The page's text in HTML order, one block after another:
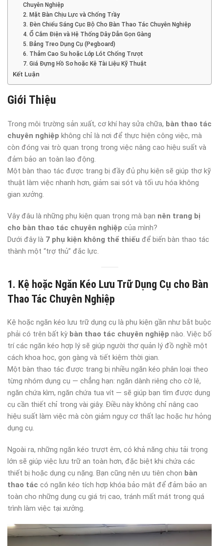
Chuyên Nghiệp
2. Mặt Bàn Chịu Lực và Chống Trầy
3. Đèn Chiếu Sáng Cục Bộ Cho Bàn Thao Tác Chuyên Nghiệp
4. Ổ Cắm Điện và Hệ Thống Dây Dẫn Gọn Gàng
5. Bảng Treo Dụng Cụ (Pegboard)
6. Thảm Cao Su hoặc Lớp Lót Chống Trượt
7. Giá Đựng Hồ Sơ hoặc Kệ Tài Liệu Kỹ Thuật
Kết Luận
Giới Thiệu
Trong môi trường sản xuất, cơ khí hay sửa chữa, bàn thao tác
chuyên nghiệp không chỉ là nơi để thực hiện công việc, mà
còn đóng vai trò quan trọng trong việc nâng cao hiệu suất và
đảm bảo an toàn lao động.
Một bàn thao tác được trang bị đầy đủ phụ kiện sẽ giúp thợ kỹ
thuật làm việc nhanh hơn, giảm sai sót và tối ưu hóa không
gian xưởng.
Vậy đâu là những phụ kiện quan trọng mà bạn nên trang bị
cho bàn thao tác chuyên nghiệp của mình?
Dưới đây là 7 phụ kiện không thể thiếu để biến bàn thao tác
thành một “trợ thủ” đắc lực.
1. Kệ hoặc Ngăn Kéo Lưu Trữ Dụng Cụ cho Bàn
Thao Tác Chuyên Nghiệp
Kệ hoặc ngăn kéo lưu trữ dụng cụ là phụ kiện gần như bắt buộc
phải có trên bất kỳ bàn thao tác chuyên nghiệp nào. Việc bố
trí các ngăn kéo hợp lý sẽ giúp người thợ quản lý đồ nghề một
cách khoa học, gọn gàng và tiết kiệm thời gian.
Một bàn thao tác được trang bị nhiều ngăn kéo phân loại theo
từng nhóm dụng cụ — chẳng hạn: ngăn dành riêng cho cờ lê,
ngăn chứa kìm, ngăn chứa tua vít — sẽ giúp bạn tìm được dụng
cụ cần thiết chỉ trong vài giây. Điều này không chỉ nâng cao
hiệu suất làm việc mà còn giảm nguy cơ thất lạc hoặc hư hỏng
dụng cụ.
Ngoài ra, những ngăn kéo trượt êm, có khả năng chịu tải trọng
lớn sẽ giúp việc lưu trữ an toàn hơn, đặc biệt khi chứa các
thiết bị hoặc dụng cụ nặng. Bạn cũng nên ưu tiên chọn bàn
thao tác có ngăn kéo tích hợp khóa bảo mật để đảm bảo an
toàn cho những dụng cụ giá trị cao, tránh mất mát trong quá
trình làm việc tại xưởng.